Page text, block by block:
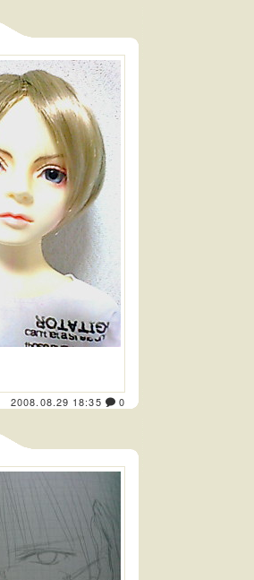
2008.08.29 18:35 0